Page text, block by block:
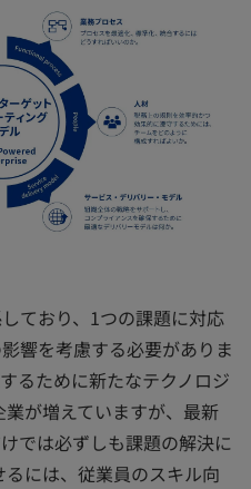
ており、1つの課題に対応
響を考慮する必要がありま
るために新たなテクノロジ
が増えていますが、最新
では必ずしも課題の解決に
には、従業員のスキル向